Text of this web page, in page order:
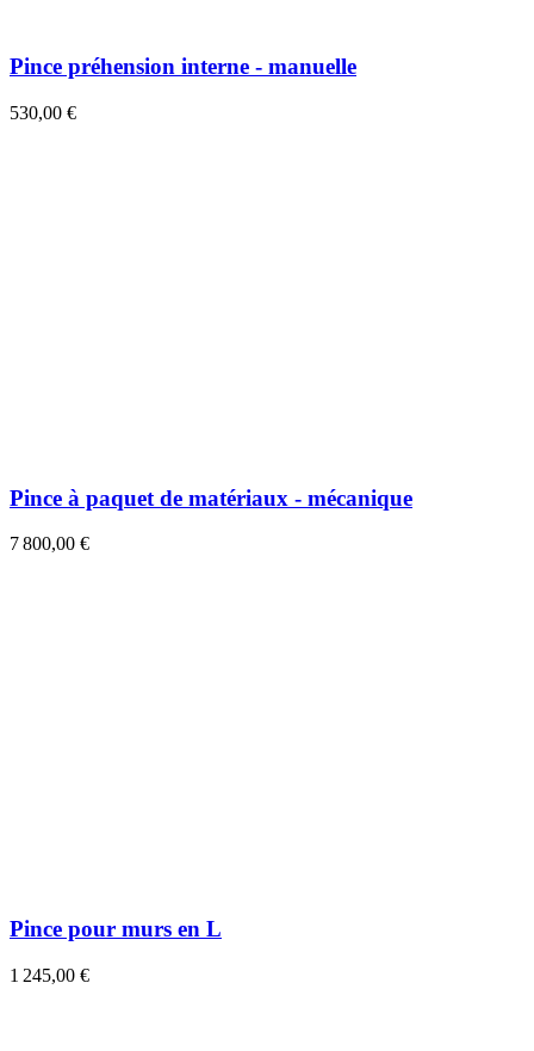
Pince préhension interne - manuelle
530,00 €
Pince à paquet de matériaux - mécanique
7 800,00 €
Pince pour murs en L
1 245,00 €